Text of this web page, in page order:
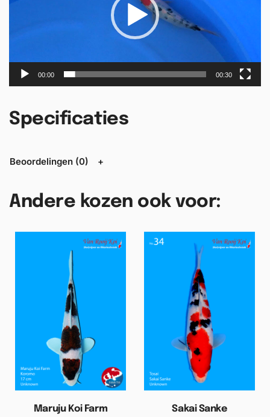
e
00:00 00:30
Specificaties
Beoordelingen (0)
Andere kozen ook voor:
Maruju Koi Farm
Sakai Sanke